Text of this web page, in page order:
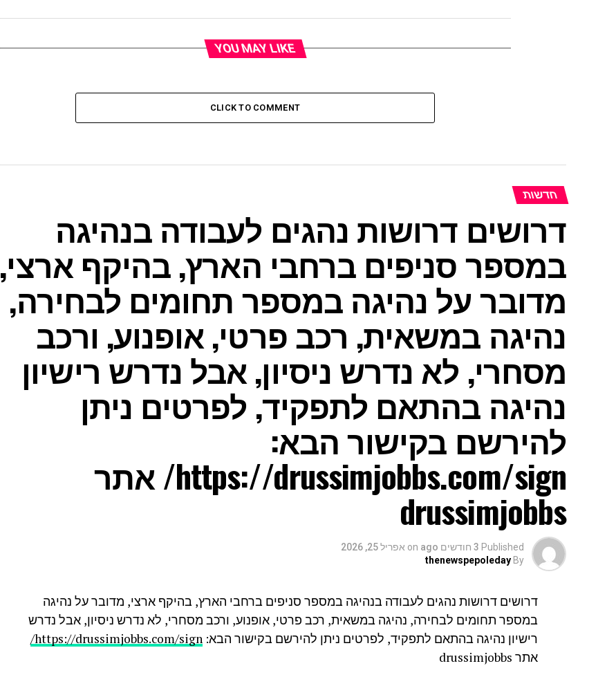
YOU MAY LIKE
CLICK TO COMMENT
חדשות
דרושים דרושות נהגים לעבודה בנהיגה
במספר סניפים ברחבי הארץ, בהיקף ארצי,
מדובר על נהיגה במספר תחומים לבחירה,
נהיגה במשאית, רכב פרטי, אופנוע, ורכב
מסחרי, לא נדרש ניסיון, אבל נדרש רישיון
נהיגה בהתאם לתפקיד, לפרטים ניתן
להירשם בקישור הבא:
https://drussimjobbs.com/sign/ אתר
drussimjobbs
Published 3 חודשים ago on אפריל 25, 2026
By
thenewspepoleday
דרושים דרושות נהגים לעבודה בנהיגה במספר סניפים ברחבי הארץ, בהיקף ארצי, מדובר על נהיגה
במספר תחומים לבחירה, נהיגה במשאית, רכב פרטי, אופנוע, ורכב מסחרי, לא נדרש ניסיון, אבל נדרש
רישיון נהיגה בהתאם לתפקיד, לפרטים ניתן להירשם בקישור הבא: https://drussimjobbs.com/sign/
אתר drussimjobbs